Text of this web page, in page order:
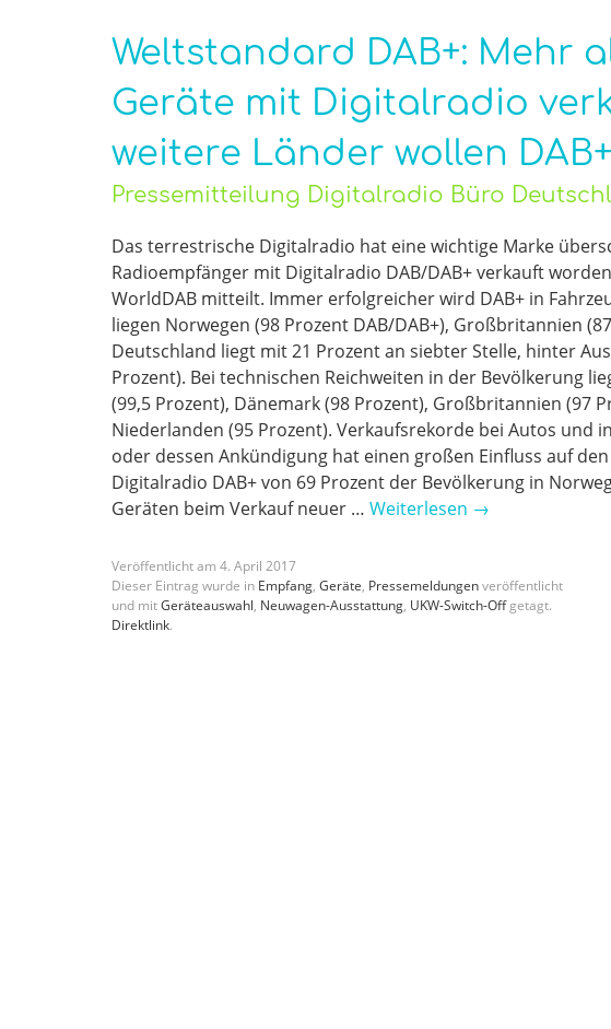
Weltstandard DAB+: Mehr
Geräte mit Digitalradio
weitere Länder wollen
Pressemitteilung Digitalradio Büro
Das terrestrische Digitalradio hat eine wichtige Marke
Radioempfänger mit Digitalradio DAB/DAB+ verkauft
WorldDAB mitteilt. Immer erfolgreicher wird DAB+ in
liegen Norwegen (98 Prozent DAB/DAB+), Großbritannien
Deutschland liegt mit 21 Prozent an siebter Stelle, hinter
Prozent). Bei technischen Reichweiten in der Bevölkerung
(99,5 Prozent), Dänemark (98 Prozent), Großbritannien (97
Niederlanden (95 Prozent). Verkaufsrekorde bei Autos und
oder dessen Ankündigung hat einen großen Einfluss auf
Digitalradio DAB+ von 69 Prozent der Bevölkerung in
Geräten beim Verkauf neuer … Weiterlesen →
Veröffentlicht am 4. April 2017
Dieser Eintrag wurde in Empfang, Geräte, Pressemeldungenveröffentlicht
und mitGeräteauswahl, Neuwagen-Ausstattung, UKW-Switch-Offgetagt.
Direktlink.